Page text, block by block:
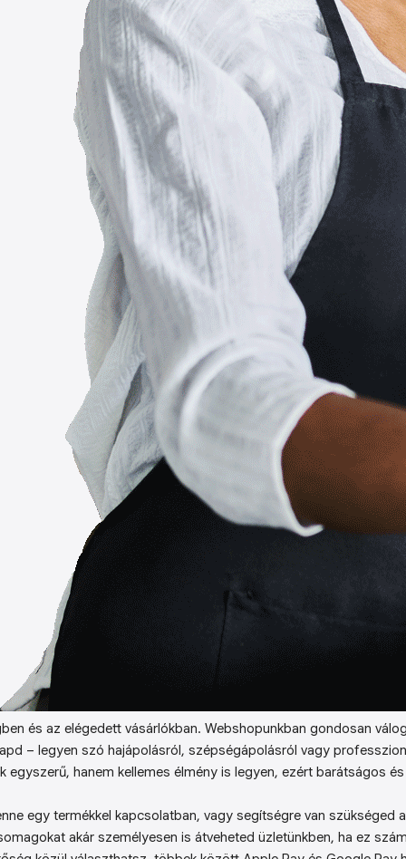
és az elégedett vásárlókban. Webshopunkban gondosan
– legyen szó hajápolásról, szépségápolásról vagy
egyszerű, hanem kellemes élmény is legyen, ezért barátságos
egy termékkel kapcsolatban, vagy segítségre van szükséged
akár személyesen is átveheted üzletünkben, ha ez